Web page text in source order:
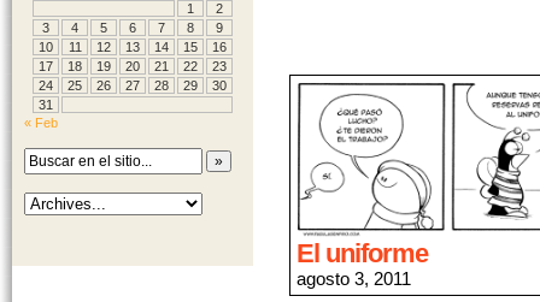
1
2
3
4 5 6 7 8
9
10
11 12 13 14 15
16
17
18 19 20 21 22
23
24
25 26 27 28 29
30
31
« Feb
El uniforme
agosto 3, 2011